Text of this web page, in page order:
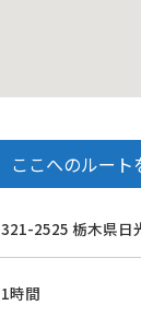
ここへのルート
321-2525 栃木県日
1時間